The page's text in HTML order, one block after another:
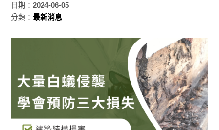
日期：2024-06-05
分類：最新消息